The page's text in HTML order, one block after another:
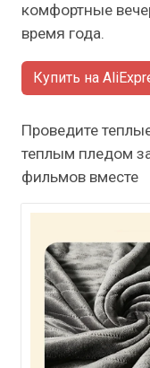
комфортные
время года.
Купить на
Проведите
теплым пледом
фильмов вместе